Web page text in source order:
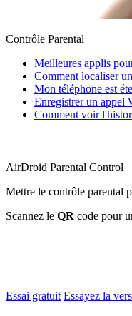
Contrôle Parental
Meilleures applis
Comment localiser
Mon téléphone est
Enregistrer un appel
Comment voir
AirDroid Parental Control
Mettre le contrôle parental
Scannez le QR code pour
Essai gratuit Essayez la